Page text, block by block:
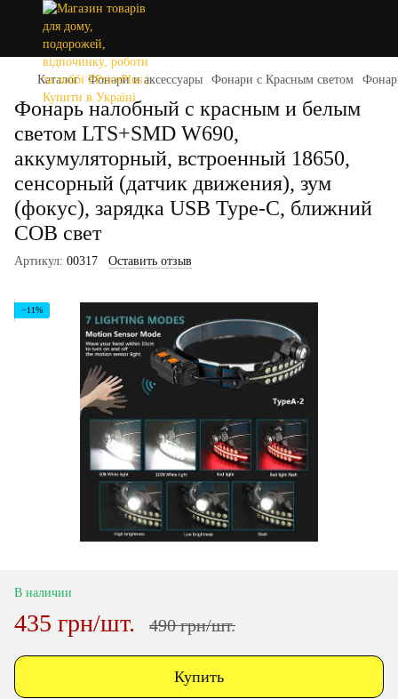
Каталог Фонари и аксессуары Фонари с Красным светом
Фонарь налобный с красным и белым
светом LTS+SMD W690,
аккумуляторный, встроенный 18650,
сенсорный (датчик движения), зум
(фокус), зарядка USB Type-C, ближний
COB свет
Артикул: 00317 Оставить отзыв
−11%
В наличии
435 грн/шт. 490 грн/шт.
Купить